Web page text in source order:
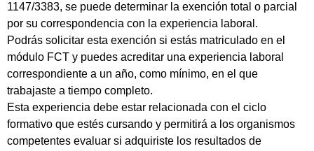
1147/3383, se puede determinar la exención total o parcial
por su correspondencia con la experiencia laboral.
Podrás solicitar esta exención si estás matriculado en el
módulo FCT y puedes acreditar una experiencia laboral
correspondiente a un año, como mínimo, en el que
trabajaste a tiempo completo.
Esta experiencia debe estar relacionada con el ciclo
formativo que estés cursando y permitirá a los organismos
competentes evaluar si adquiriste los resultados de